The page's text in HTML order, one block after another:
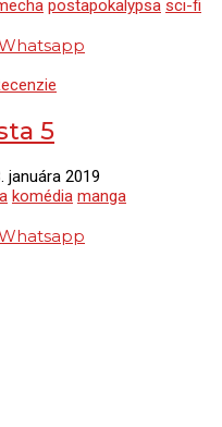
postapokalypsa sci-fi
5
januára 2019
komédia manga